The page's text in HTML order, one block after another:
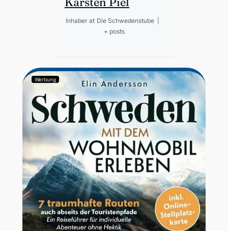
Inhaber at Die Schwedenstube
+ posts
Werbung